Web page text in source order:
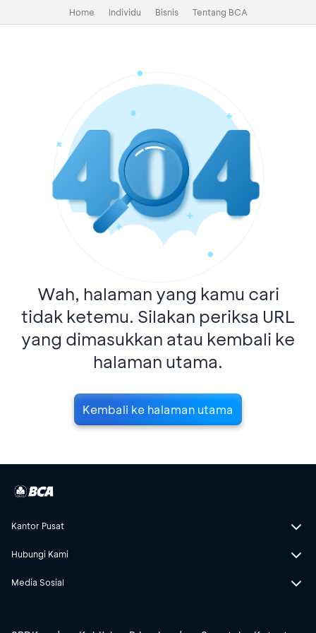
Home Individu Bisnis Tentang BCA
Wah, halaman yang kamu cari
tidak ketemu. Silakan periksa URL
yang dimasukkan atau kembali ke
halaman utama.
Kembali ke halaman utama
Kantor Pusat
Hubungi Kami
Media Sosial